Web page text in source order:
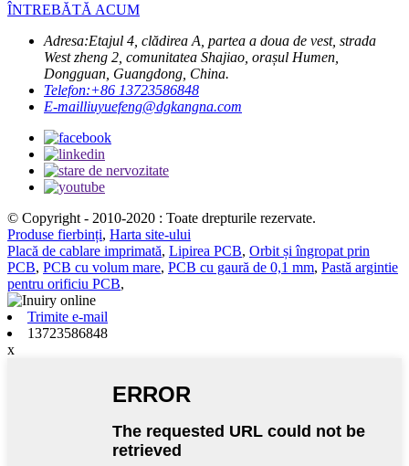
ÎNTREBĂTĂ ACUM
Adresa:Etajul 4, clădirea A, partea a doua de vest, strada
West zheng 2, comunitatea Shajiao, orașul Humen,
Dongguan, Guangdong, China.
Telefon:+86 13723586848
E-mailliuyuefeng@dgkangna.com
© Copyright - 2010-2020 : Toate drepturile rezervate.
Produse fierbinți, Harta site-ului
Placă de cablare imprimată, Lipirea PCB, Orbit și îngropat prin
PCB, PCB cu volum mare, PCB cu gaură de 0,1 mm, Pastă argintie
pentru orificiu PCB,
Trimite e-mail
13723586848
x